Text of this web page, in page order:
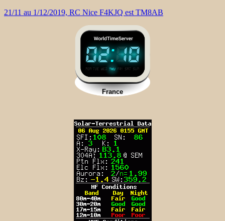
21/11 au 1/12/2019, RC Nice F4KJQ est TM8AB